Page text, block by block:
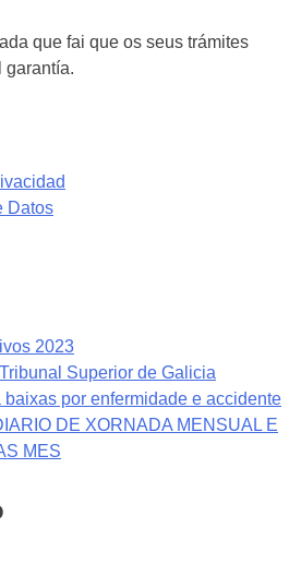
que fai que os seus trámites
garantía.
Datos
2023
Superior de Galicia
baixas por enfermidade e accidente
DE XORNADA MENSUAL E
MES